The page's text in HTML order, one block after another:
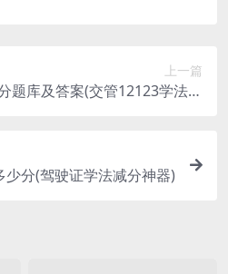
上一篇
题库及答案(交管12123学法减
分(驾驶证学法减分神器)